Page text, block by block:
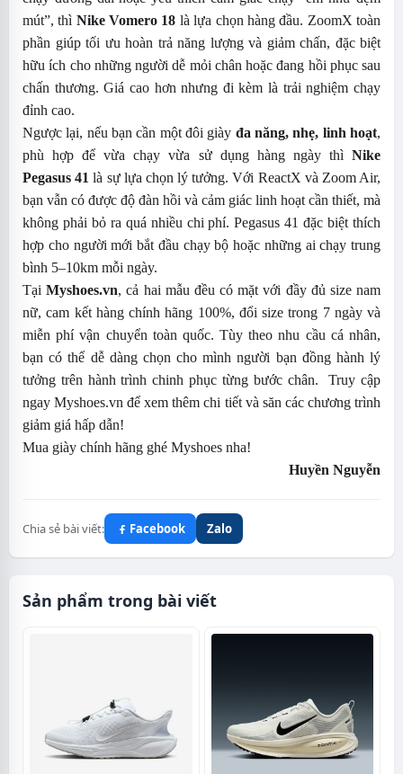
mút”, thì Nike Vomero 18 là lựa chọn hàng đầu. ZoomX toàn
phần giúp tối ưu hoàn trả năng lượng và giảm chấn, đặc biệt
hữu ích cho những người dễ mỏi chân hoặc đang hồi phục sau
chấn thương. Giá cao hơn nhưng đi kèm là trải nghiệm chạy
đỉnh cao.
Ngược lại, nếu bạn cần một đôi giày đa năng, nhẹ, linh hoạt,
phù hợp để vừa chạy vừa sử dụng hàng ngày thì Nike
Pegasus 41 là sự lựa chọn lý tưởng. Với ReactX và Zoom Air,
bạn vẫn có được độ đàn hồi và cảm giác linh hoạt cần thiết, mà
không phải bỏ ra quá nhiều chi phí. Pegasus 41 đặc biệt thích
hợp cho người mới bắt đầu chạy bộ hoặc những ai chạy trung
bình 5–10km mỗi ngày.
TạiMyshoes.vn, cả hai mẫu đều có mặt với đầy đủ size nam
nữ, cam kết hàng chính hãng 100%, đổi size trong 7 ngày và
miễn phí vận chuyển toàn quốc. Tùy theo nhu cầu cá nhân,
bạn có thể dễ dàng chọn cho mình người bạn đồng hành lý
tưởng trên hành trình chinh phục từng bước chân.
Truy cập
ngayMyshoes.vn để xem thêm chi tiết và săn các chương trình
giảm giá hấp dẫn!
Mua giày chính hãng ghé Myshoes nha!
Huyền Nguyễn
Chia sẻ bài viết: Facebook Zalo
Sản phẩm trong bài viết